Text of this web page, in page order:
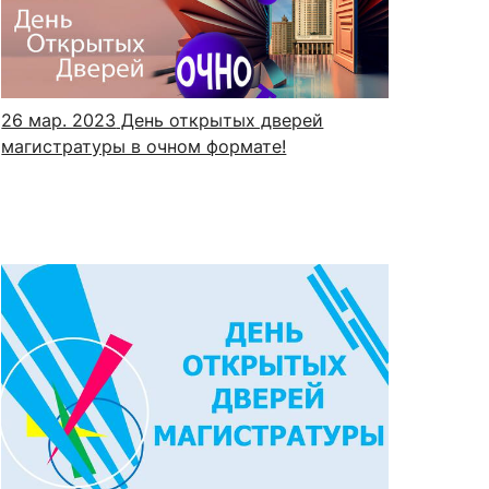
отдел
ИИ в образовании
Студентам
26 мар. 2023 День открытых дверей
магистратуры в очном формате!